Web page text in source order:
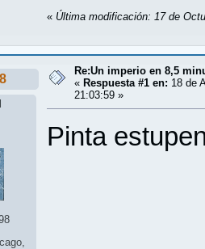
« Última modificación: 17 de
Re:Un imperio en 8,5
« Respuesta #1 en: 18 de
21:03:59 »
Pinta